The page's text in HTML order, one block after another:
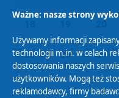
25 26 27
Ważne: nasze strony
Używamy informacji
technologii m.in. w celach
dostosowania naszych
użytkowników. Mogą też
reklamodawcy, firmy